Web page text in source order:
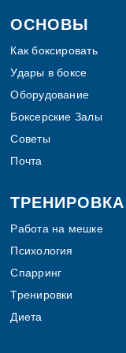
Footer
ОСНОВЫ
Как боксировать
Удары в боксе
Оборудование
Боксерские Залы
Советы
Почта
ТРЕНИРОВКА
Работа на мешке
Психология
Спарринг
Тренировки
Диета